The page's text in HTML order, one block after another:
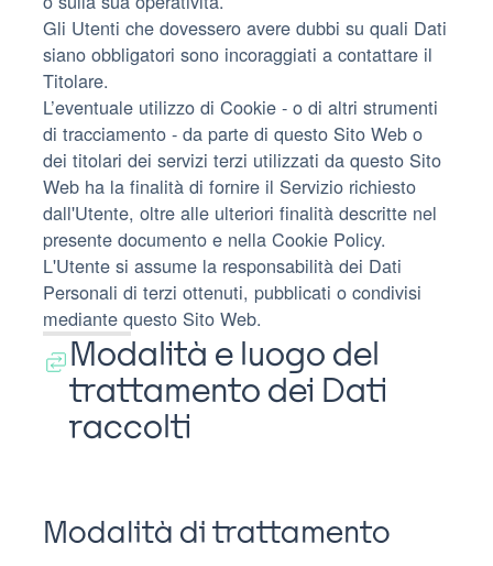
Gli Utenti che dovessero avere dubbi su quali Dati
siano obbligatori sono incoraggiati a contattare il
Titolare.
L’eventuale utilizzo di Cookie - o di altri strumenti
di tracciamento - da parte di questo Sito Web o
dei titolari dei servizi terzi utilizzati da questo Sito
Web ha la finalità di fornire il Servizio richiesto
dall'Utente, oltre alle ulteriori finalità descritte nel
presente documento e nella Cookie Policy.
L'Utente si assume la responsabilità dei Dati
Personali di terzi ottenuti, pubblicati o condivisi
mediante questo Sito Web.
Modalità e luogo del
trattamento dei Dati
raccolti
Modalità di trattamento